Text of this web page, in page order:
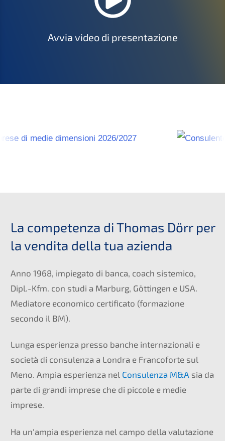
Avvia video di presentazione
La competenza di Thomas Dörr per
la vendita della tua azienda
Anno 1968, impiegato di banca, coach sistemico,
Dipl.-Kfm. con studi a Marburg, Göttingen e USA.
Mediatore economico certificato (formazione
secondo il BM).
Lunga esperienza presso banche internazionali e
società di consulenza a Londra e Francoforte sul
Meno. Ampia esperienza nel Consulenza M&A sia da
parte di grandi imprese che di piccole e medie
imprese.
Ha un'ampia esperienza nel campo della valutazione